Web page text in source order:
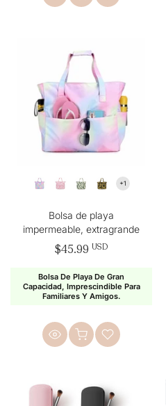
Bolsa de playa
impermeable, extragrande
$45.99 USD
Bolsa De Playa De Gran
Capacidad, Imprescindible Para
Familiares Y Amigos.